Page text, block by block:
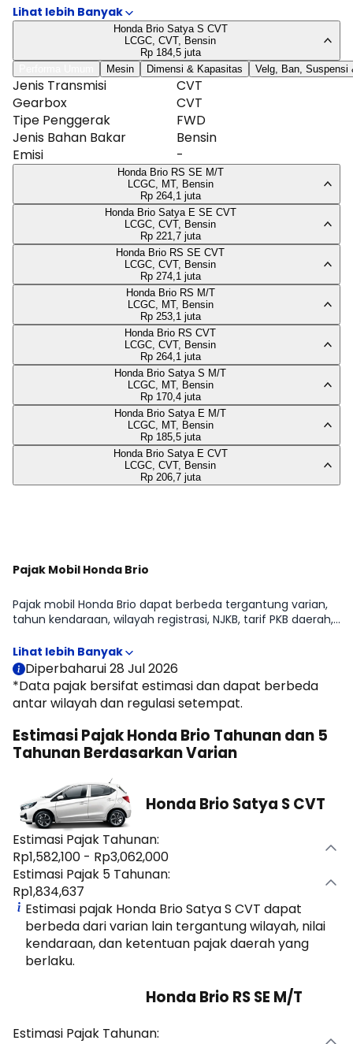
Kami fokus pada hal yang memengaruhi penggunaan
sehari-hari: efisiensi, kemudahan manuver, dan perawatan.
Tabel lengkap tersedia di halaman Spesifikasi Honda Brio.
Honda Brio Satya S CVT
LCGC, CVT, Bensin
Rp 184,5 juta
Mesin Dimensi & Kapasitas Velg, Ban, Suspensi
Jenis Transmisi
CVT
Gearbox
CVT
Tipe Penggerak
FWD
Jenis Bahan Bakar
Bensin
Emisi
-
Honda Brio RS SE M/T
LCGC, MT, Bensin
Rp 264,1 juta
Honda Brio Satya E SE CVT
LCGC, CVT, Bensin
Rp 221,7 juta
Honda Brio RS SE CVT
LCGC, CVT, Bensin
Rp 274,1 juta
Honda Brio RS M/T
LCGC, MT, Bensin
Rp 253,1 juta
Honda Brio RS CVT
LCGC, CVT, Bensin
Rp 264,1 juta
Honda Brio Satya S M/T
LCGC, MT, Bensin
Rp 170,4 juta
Honda Brio Satya E M/T
LCGC, MT, Bensin
Rp 185,5 juta
Honda Brio Satya E CVT
LCGC, CVT, Bensin
Rp 206,7 juta
Pajak Mobil Honda Brio
Pajak mobil Honda Brio dapat berbeda tergantung varian,
tahun kendaraan, wilayah registrasi, NJKB, tarif PKB daerah,
ini, Moladin menyajikan estimasi pajak tahunan dan pajak 5
tahunan Honda Brio untuk membantu memperkirakan
biaya kepemilikan sebelum membeli mobil.
Diperbaharui 28 Jul 2026
*Data pajak bersifat estimasi dan dapat berbeda
antar wilayah dan regulasi setempat.
Estimasi Pajak Honda Brio Tahunan dan 5
Tahunan Berdasarkan Varian
Honda Brio Satya S CVT
Estimasi Pajak Tahunan:
Rp1,582,100 - Rp3,062,000
Estimasi Pajak 5 Tahunan:
Rp1,834,637
Estimasi pajak Honda Brio Satya S CVT dapat
berbeda dari varian lain tergantung wilayah, nilai
kendaraan, dan ketentuan pajak daerah yang
berlaku.
Honda Brio RS SE M/T
Estimasi Pajak Tahunan: